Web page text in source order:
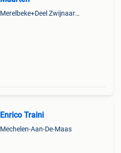
Merelbeke+Deel Zwijnaarde
Enrico Traini
Mechelen-Aan-De-Maas